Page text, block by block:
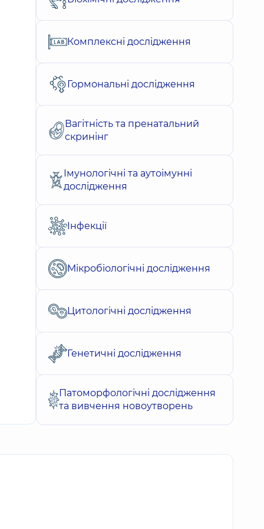
Комплексні дослідження
Гормональні дослідження
Вагітність та пренатальний
скринінг
Імунологічні та аутоімунні
дослідження
Інфекції
Мікробіологічні дослідження
Цитологічні дослідження
Генетичні дослідження
Патоморфологічні дослідження
та вивчення новоутворень